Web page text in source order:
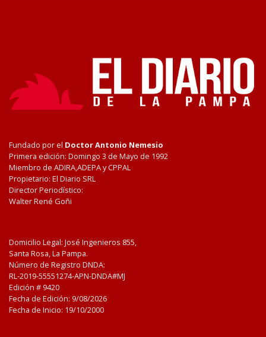
Fundado por el Doctor Antonio Nemesio
Primera edición: Domingo 3 de Mayo de 1992
Miembro de ADIRA,ADEPA y CPPAL
Propietario: El Diario SRL
Director Periodístico:
Walter René Goñi
Domicilio Legal: José Ingenieros 855,
Santa Rosa, La Pampa.
Número de Registro DNDA:
RL-2019-55551274-APN-DNDA#MJ
Edición # 9420
Fecha de Edición: 9/08/2026
Fecha de Inicio: 19/10/2000